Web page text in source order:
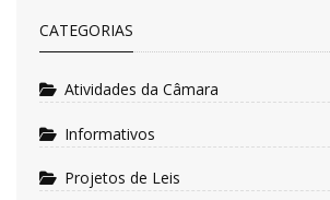
CATEGORIAS
Atividades da Câmara
Informativos
Projetos de Leis